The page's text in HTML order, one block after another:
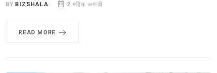
BY BIZSHALA 2 महिना अगाडी
READ MORE